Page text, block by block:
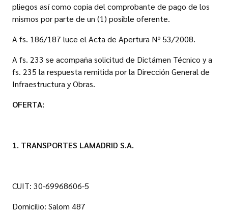
pliegos así como copia del comprobante de pago de los
mismos por parte de un (1) posible oferente.
A fs. 186/187 luce el Acta de Apertura Nº 53/2008.
A fs. 233 se acompaña solicitud de Dictámen Técnico y a
fs. 235 la respuesta remitida por la Dirección General de
Infraestructura y Obras.
OFERTA:
1. TRANSPORTES LAMADRID S.A.
CUIT: 30-69968606-5
Domicilio: Salom 487